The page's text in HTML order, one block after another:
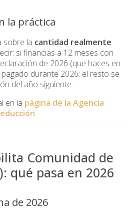
la práctica
sobre la cantidad realmente
si financias a 12 meses con
de 2026 (que haces en
durante 2026; el resto se
del año siguiente.
en la página de la Agencia
.
Comunidad de
qué pasa en 2026
de 2026